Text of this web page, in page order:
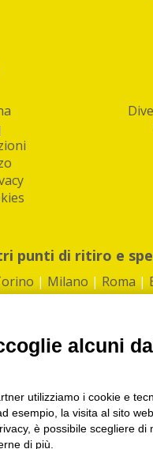
punti di ritiro e
| Milano | Roma |
10821360012 | REA: RM
punti di ritiro tra Bar,
alcuni
utilizziamo i cookie e
esempio, la visita al sito
è possibile scegliere di
di più.